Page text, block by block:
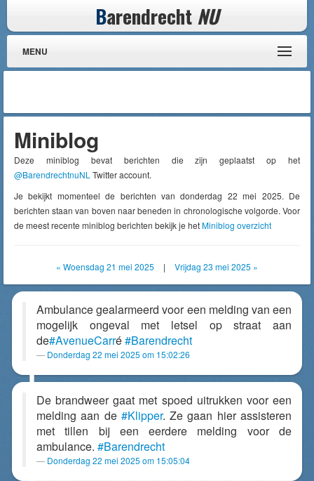
Barendrecht NU
MENU
Miniblog
Deze miniblog bevat berichten die zijn geplaatst op het
@BarendrechtnuNL Twitter account.
Je bekijkt momenteel de berichten van donderdag 22 mei 2025. De
berichten staan van boven naar beneden in chronologische volgorde. Voor
de meest recente miniblog berichten bekijk je hetMiniblog overzicht
« Woensdag 21 mei 2025 | Vrijdag 23 mei 2025 »
Ambulance gealarmeerd voor een melding van een
mogelijk ongeval met letsel op straat aan
de#AvenueCarré#Barendrecht
Donderdag 22 mei 2025 om 15:02:26
De brandweer gaat met spoed uitrukken voor een
melding aan de #Klipper. Ze gaan hier assisteren
met tillen bij een eerdere melding voor de
ambulance. #Barendrecht
Donderdag 22 mei 2025 om 15:05:04